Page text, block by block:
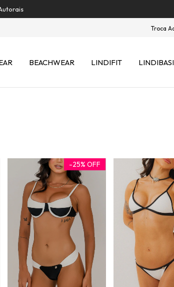
Troca
BEACHWEAR LINDIFIT
-25% OFF